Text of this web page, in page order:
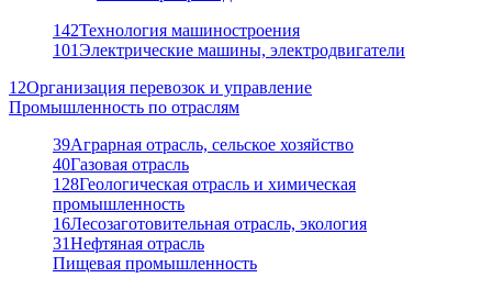
142Технология машиностроения
101Электрические машины, электродвигатели
12Организация перевозок и управление
Промышленность по отраслям
39Аграрная отрасль, сельское хозяйство
40Газовая отрасль
128Геологическая отрасль и химическая
промышленность
16Лесозаготовительная отрасль, экология
31Нефтяная отрасль
Пищевая промышленность